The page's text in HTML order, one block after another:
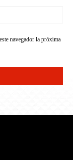
navegador la próxima